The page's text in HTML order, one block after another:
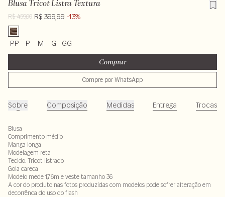
Blusa Tricot Listra Textura
R$ 459,00 R$ 399,99 -13%
PP P M G GG
Comprar
Compre por WhatsApp
Sobre Composição Medidas Entrega Trocas
Blusa
Comprimento médio
Manga longa
Modelagem reta
Tecido: Tricot listrado
Gola careca
Modelo mede 1,76m e veste tamanho 36
A cor do produto nas fotos produzidas com modelos pode sofrer alteração em
decorrênca do uso do flash